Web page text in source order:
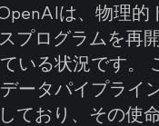
は、物理的
スプログラムを再
ている状況です。
データパイプライ
しており、その使